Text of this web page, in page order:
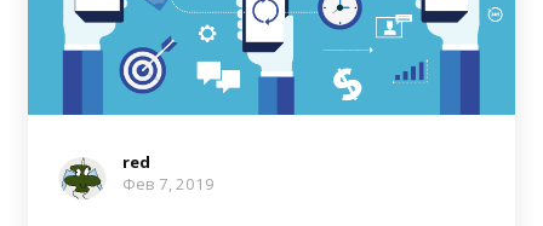
red
Фев 7, 2019